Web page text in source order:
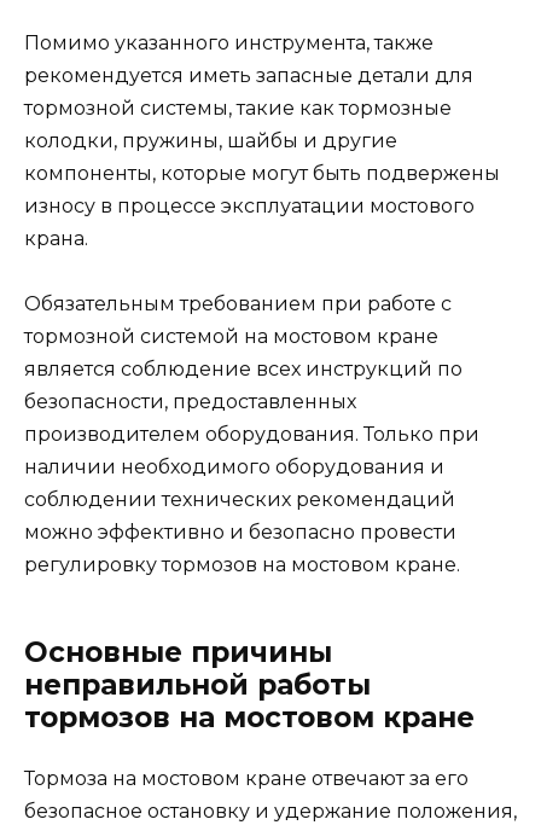
Помимо указанного инструмента, также
рекомендуется иметь запасные детали для
тормозной системы, такие как тормозные
колодки, пружины, шайбы и другие
компоненты, которые могут быть подвержены
износу в процессе эксплуатации мостового
крана.
Обязательным требованием при работе с
тормозной системой на мостовом кране
является соблюдение всех инструкций по
безопасности, предоставленных
производителем оборудования. Только при
наличии необходимого оборудования и
соблюдении технических рекомендаций
можно эффективно и безопасно провести
регулировку тормозов на мостовом кране.
Основные причины
неправильной работы
тормозов на мостовом кране
Тормоза на мостовом кране отвечают за его
безопасное остановку и удержание положения,